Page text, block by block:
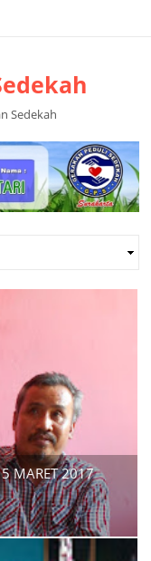
Sedekah
5 MARET 2017